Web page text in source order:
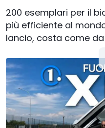
200 esemplari per il
più efficiente al
lancio, costa come da
Foto di: Motor1 Italy
Di:Andrea Farina
21 Giualle14:50